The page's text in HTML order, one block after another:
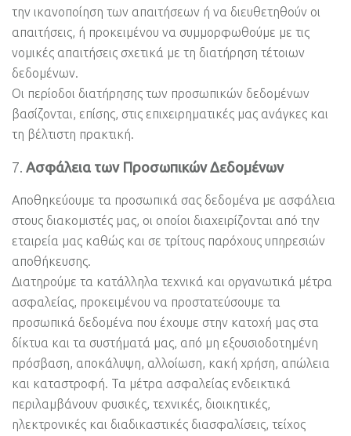
την ικανοποίηση των απαιτήσεων ή να διευθετηθούν οι
απαιτήσεις, ή προκειμένου να συμμορφωθούμε με τις
νομικές απαιτήσεις σχετικά με τη διατήρηση τέτοιων
δεδομένων.
Οι περίοδοι διατήρησης των προσωπικών δεδομένων
βασίζονται, επίσης, στις επιχειρηματικές μας ανάγκες και
τη βέλτιστη πρακτική.
Ασφάλεια των Προσωπικών Δεδομένων
Αποθηκεύουμε τα προσωπικά σας δεδομένα με ασφάλεια
στους διακομιστές μας, οι οποίοι διαχειρίζονται από την
εταιρεία μας καθώς και σε τρίτους παρόχους υπηρεσιών
αποθήκευσης.
Διατηρούμε τα κατάλληλα τεχνικά και οργανωτικά μέτρα
ασφαλείας, προκειμένου να προστατεύσουμε τα
προσωπικά δεδομένα που έχουμε στην κατοχή μας στα
δίκτυα και τα συστήματά μας, από μη εξουσιοδοτημένη
πρόσβαση, αποκάλυψη, αλλοίωση, κακή χρήση, απώλεια
και καταστροφή. Τα μέτρα ασφαλείας ενδεικτικά
περιλαμβάνουν φυσικές, τεχνικές, διοικητικές,
ηλεκτρονικές και διαδικαστικές διασφαλίσεις, τείχος